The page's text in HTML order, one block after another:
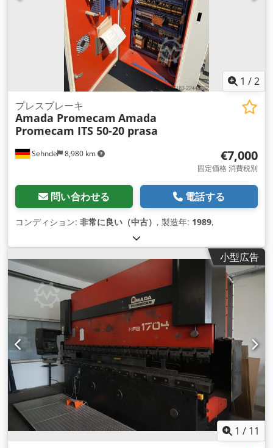
1 /2
Sehnde 8,980 km
プレスブレーキ
Amada Promecam Amada
Promecam ITS 50-20 prasa
€7,000
固定価格 消費税別
問い合わせる 電話する
コンディション: 非常に良い（中古） , 製造年: 1989,
小型広告
1 / 11